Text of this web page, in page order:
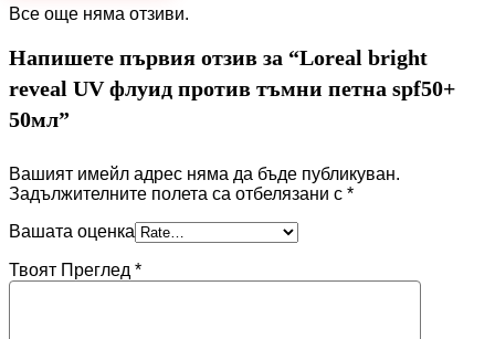
Все още няма отзиви.
Напишете първия отзив за “Loreal bright
reveal UV флуид против тъмни петна spf50+
50мл”
Вашият имейл адрес няма да бъде публикуван.
Задължителните полета са отбелязани с *
Вашата оценка
Твоят Преглед *